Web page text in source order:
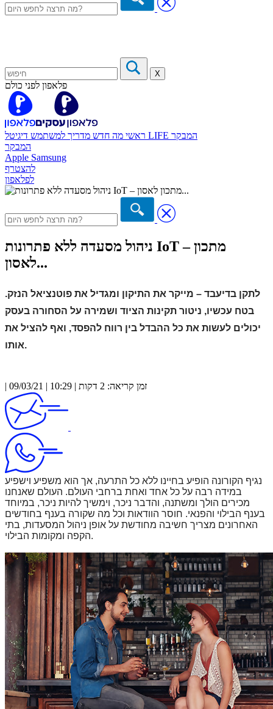
X
פלאפון לפני כולם
ראשי מה חדש מדריך למשתמש דיגיטל LIFE המבקר
המבקר
Apple Samsung
להצטרף
לפלאפון
ניהול מסעדה ללא פתרונות IoT – מתכון
לאסון...
לתקן בדיעבד – מייקר את התיקון ומגדיל את פוטנציאל הנזק.
בטח עכשיו, ניטור תקינות הציוד ושמירה על הסחורה בעסק
יכולים לעשות את כל ההבדל בין רווח להפסד, ואף להציל את
אותו.
| 09/03/21 | 10:29 | זמן קריאה: 2 דקות
נגיף הקורונה הופיע בחיינו ללא כל התרעה, אך הוא משפיע וישפיע
במידה רבה על כל אחד ואחת ברחבי העולם. העולם שאנחנו
מכירים הולך ומשתנה, והדבר ניכר, וימשיך להיות ניכר, במיוחד
בענף הבילוי והפנאי. חוסר הוודאות וכל מה שקורה בענף בחודשים
האחרונים מצריך חשיבה מחודשת על אופן ניהול המסעדות, בתי
הקפה ומקומות הבילוי.